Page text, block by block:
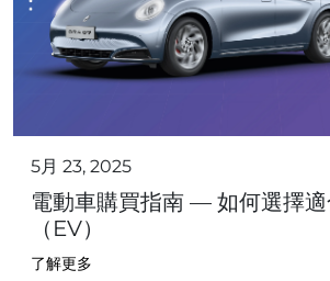
5月 23, 2025
電動車購買指南 — 如何選擇
（EV）
了解更多